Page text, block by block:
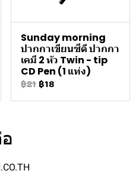
Sunday morning
ปากกาเขียนซีดี ปากกา
เคมี 2 หัว Twin - tip
CD Pen (1 แท่ง)
฿21 ฿18